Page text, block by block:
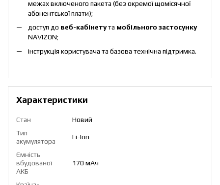
межах включеного пакета (без окремої щомісячної
абонентської плати);
доступ до веб-кабінетута мобільного застосунку
NAVIZON;
інструкція користувача та базова технічна підтримка.
Характеристики
Стан
Новий
Тип
акумулятора
Li-Ion
Ємність
вбудованої
АКБ
170 мАч